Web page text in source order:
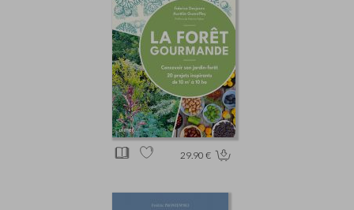
29.90 €